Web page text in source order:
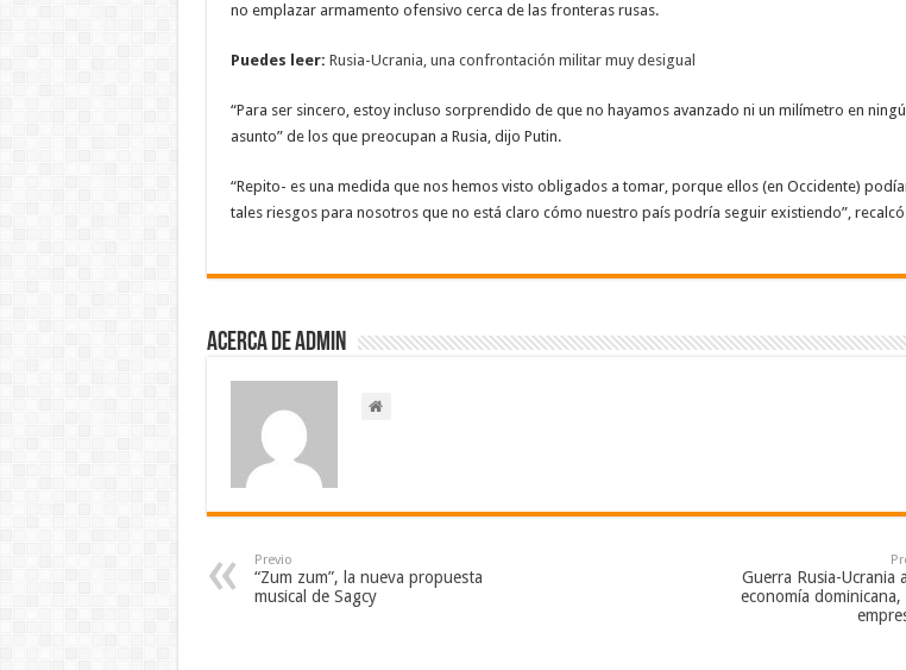
no emplazar armamento ofensivo cerca de las fronteras rusas.
Puedes leer: Rusia-Ucrania, una confrontación militar muy desigual
“Para ser sincero, estoy incluso sorprendido de que no hayamos avanzado ni un milímetro en
asunto” de los que preocupan a Rusia, dijo Putin.
“Repito- es una medida que nos hemos visto obligados a tomar, porque ellos (en Occidente)
tales riesgos para nosotros que no está claro cómo nuestro país podría seguir existiendo”,
Acerca de admin
Previo
“Zum zum”, la nueva propuesta
musical de Sagcy
Guerra Rusia-Ucrania
economía dominicana,